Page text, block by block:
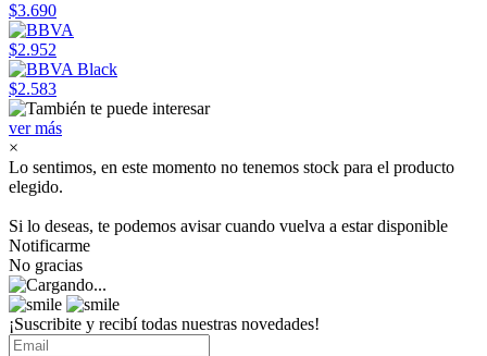
$3.690
$2.952
$2.583
ver más
×
Lo sentimos, en este momento no tenemos stock para el producto
elegido.
Si lo deseas, te podemos avisar cuando vuelva a estar disponible
Notificarme
No gracias
¡Suscribite y recibí todas nuestras novedades!